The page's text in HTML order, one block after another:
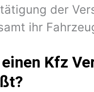
der
ihr
Kfz